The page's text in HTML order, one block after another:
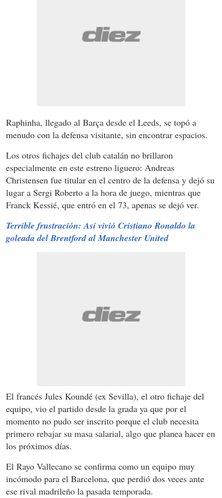
Raphinha, llegado al Barça desde el Leeds, se topó a
menudo con la defensa visitante, sin encontrar espacios.
Los otros fichajes del club catalán no brillaron
especialmente en este estreno liguero: Andreas
Christensen fue titular en el centro de la defensa y dejó su
lugar a Sergi Roberto a la hora de juego, mientras que
Franck Kessié, que entró en el 73, apenas se dejó ver.
Terrible frustración: Así vivió Cristiano Ronaldo la
goleada del Brentford al Manchester United
El francés Jules Koundé (ex Sevilla), el otro fichaje del
equipo, vio el partido desde la grada ya que por el
momento no pudo ser inscrito porque el club necesita
primero rebajar su masa salarial, algo que planea hacer en
los próximos días.
El Rayo Vallecano se confirma como un equipo muy
incómodo para el Barcelona, que perdió dos veces ante
ese rival madrileño la pasada temporada.